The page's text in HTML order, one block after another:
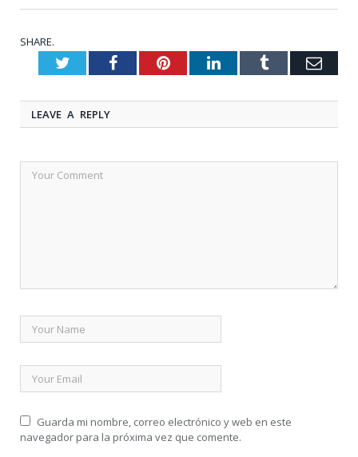
SHARE.
TwitterFacebookPinterestLinkedInTumblr
LEAVE A REPLY
Guarda mi nombre, correo electrónico y web en este
navegador para la próxima vez que comente.